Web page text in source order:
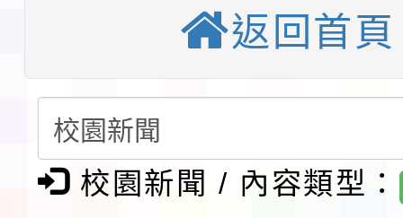
錦標賽」海洋艇及
計畫」公費接種對象擴
115學年度迎新活動暨
會活動流程表
本校115學年度第1學
第3次招考代課鐘點教
告(不再辦理後續甄選)
檢送「桃園市115學年
賽實施要點」1份
本市「115學年度學生
返回首頁
校園新聞 / 內容類型：